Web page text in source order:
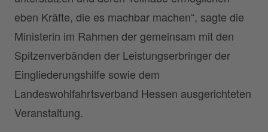
eben Kräfte, die es machbar machen“, sagte die
Ministerin im Rahmen der gemeinsam mit den
Spitzenverbänden der Leistungserbringer der
Eingliederungshilfe sowie dem
Landeswohlfahrtsverband Hessen ausgerichteten
Veranstaltung.